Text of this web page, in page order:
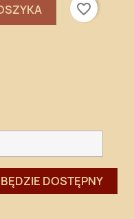
favorite_border
DOSTĘPNY